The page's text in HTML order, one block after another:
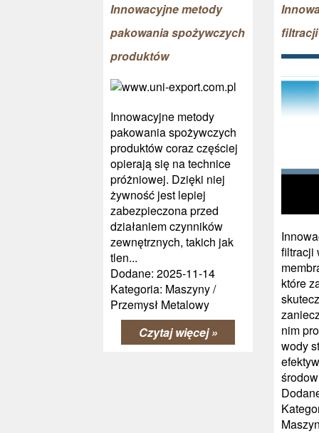
Innowacyjne metody
pakowania spożywczych
produktów
Innowacyjne metody
pakowania spożywczych
produktów coraz częściej
opierają się na technice
próżniowej. Dzięki niej
żywność jest lepiej
zabezpieczona przed
działaniem czynników
zewnętrznych, takich jak
tlen...
Dodane: 2025-11-14
Kategoria: Maszyny /
Przemysł Metalowy
Czytaj więcej »
filtracji
które
nim
wody